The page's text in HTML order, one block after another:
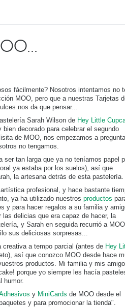
fácilmente? Nosotros intentamos no
MOO, pero que a nuestras Tarjetas
nos da que pensar...
Sarah Wilson de Hey Little
bien decorado para celebrar el segundo
de MOO, nos empezamos a
no tengamos.
ser tan larga que ya no teníamos papel
ya estaba por los suelos), así que
la artesana detrás de esta pastelería.
profesional, y hace bastante
ya ha utilizado nuestros productos
y para hacer regalos a su familia y
delicias que era capaz de hacer, la
y Sarah en seguida recurrió a
sus deliciosas sorpresas...
a tempo parcial (antes de Hey
así que conozco MOO desde hace
productos. Mi familia y mis
porque yo siempre les hacía
humor.
y MiniCards de MOO desde el
y para promocionar la tienda".